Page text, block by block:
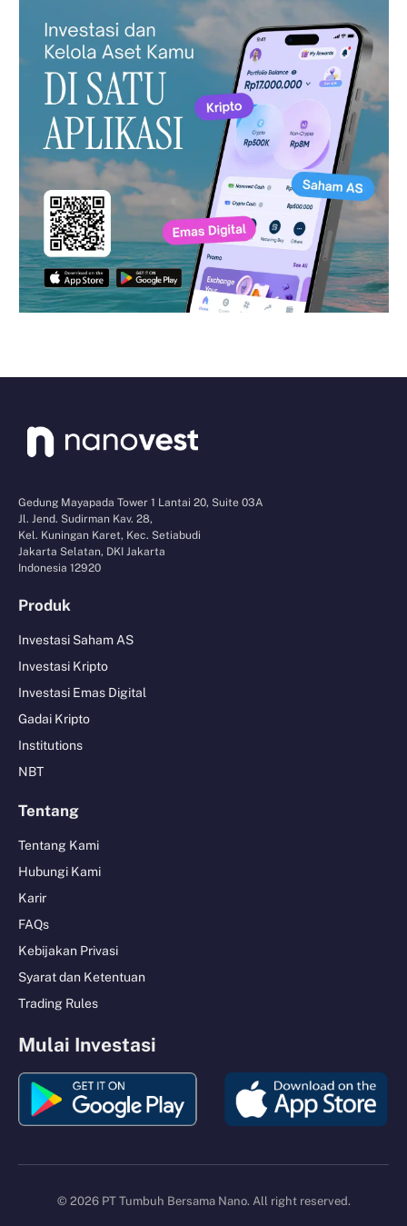
Gedung Mayapada Tower 1 Lantai 20, Suite 03A
Jl. Jend. Sudirman Kav. 28,
Kel. Kuningan Karet, Kec. Setiabudi
Jakarta Selatan, DKI Jakarta
Indonesia 12920
Produk
Investasi Saham AS
Investasi Kripto
Investasi Emas Digital
Gadai Kripto
Institutions
NBT
Tentang
Tentang Kami
Hubungi Kami
Karir
FAQs
Kebijakan Privasi
Syarat dan Ketentuan
Trading Rules
Mulai Investasi
© 2026 PT Tumbuh Bersama Nano. All right reserved.